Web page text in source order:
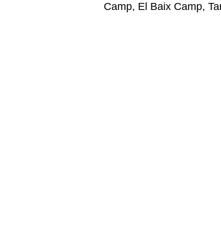
Camp, El Baix Camp,